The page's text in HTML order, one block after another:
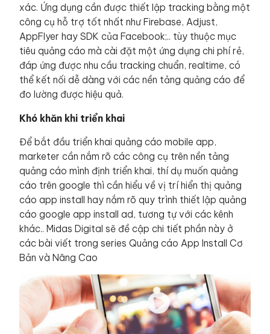
xác. Ứng dụng cần được thiết lập tracking bằng một
công cụ hỗ trợ tốt nhất như Firebase, Adjust,
AppFlyer hay SDK của Facebook;.. tùy thuộc mục
tiêu quảng cáo mà cài đặt một ứng dụng chi phí rẻ,
đáp ứng được nhu cầu tracking chuẩn, realtime, có
thể kết nối dễ dàng với các nền tảng quảng cáo để
đo lường được hiệu quả.
Khó khăn khi triển khai
Để bắt đầu triển khai quảng cáo mobile app,
marketer cần nắm rõ các công cụ trên nền tảng
quảng cáo mình định triển khai, thí dụ muốn quảng
cáo trên google thì cần hiểu về vị trí hiển thị quảng
cáo app install hay nắm rõ quy trình thiết lập quảng
cáo google app install ad, tương tự với các kênh
khác.. Midas Digital sẽ đề cập chi tiết phần này ở
các bài viết trong series Quảng cáo App Install Cơ
Bản và Nâng Cao